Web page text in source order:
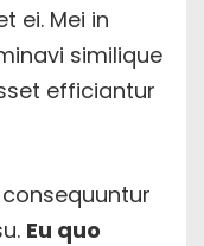
ei. Mei in
similique
efficiantur
Eu quo